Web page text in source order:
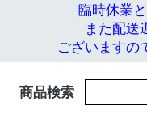
臨時休業
また配送
ございますの
商品検索